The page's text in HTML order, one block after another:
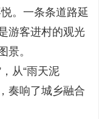
。一条条道路延
游客进村的观光
景。
从“雨天泥
奏响了城乡融合